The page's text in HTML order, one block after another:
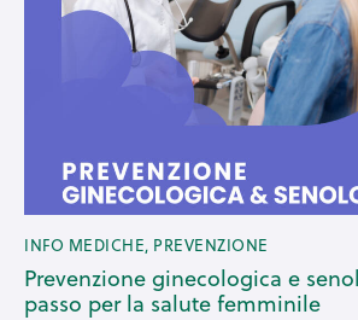
INFO MEDICHE, PREVENZIONE
Prevenzione ginecologica e
passo per la salute femminile